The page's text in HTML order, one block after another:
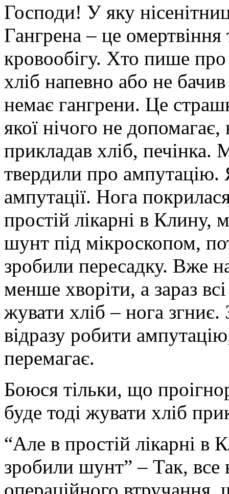
Господи! У яку
Гангрена – це омертвіння
кровообігу. Хто пише
хліб напевно або не
немає гангрени. Це
якої нічого не
прикладав хліб, печінка.
твердили про ампутацію.
ампутації. Нога
простій лікарні в Клину,
шунт під мікроскопом,
зробили пересадку. Вже
менше хворіти, а зараз
жувати хліб – нога
відразу робити
перемагає.
Боюся тільки, що
буде тоді жувати хліб
“Але в простій лікарні в
зробили шунт” – Так, все
операційного втручання,